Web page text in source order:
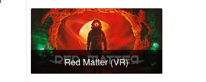
Red Matter (VR)